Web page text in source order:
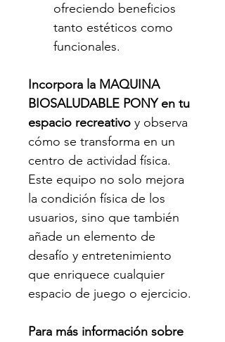
ofreciendo beneficios
tanto estéticos como
funcionales.
Incorpora la MAQUINA
BIOSALUDABLE PONY en tu
espacio recreativo y observa
cómo se transforma en un
centro de actividad física.
Este equipo no solo mejora
la condición física de los
usuarios, sino que también
añade un elemento de
desafío y entretenimiento
que enriquece cualquier
espacio de juego o ejercicio.
Para más información sobre